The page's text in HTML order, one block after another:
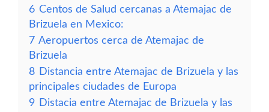
6 Centos de Salud cercanas a Atemajac de
Brizuela en Mexico:
7 Aeropuertos cerca de Atemajac de
Brizuela
8 Distancia entre Atemajac de Brizuela y las
principales ciudades de Europa
9 Distacia entre Atemajac de Brizuela y las